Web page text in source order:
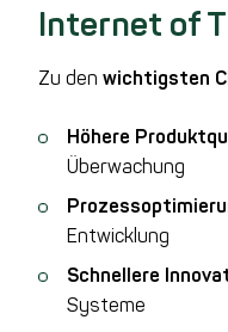
Internet of
Zu den wichtigsten
Höhere
Überwachung
Entwicklung
Schnellere
Systeme